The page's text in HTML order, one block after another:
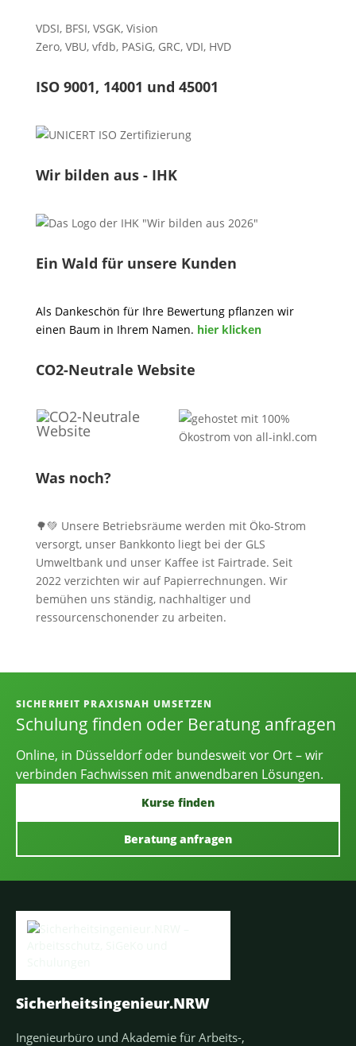
VDSI, BFSI, VSGK, Vision
Zero, VBU, vfdb, PASiG, GRC, VDI, HVD
ISO 9001, 14001 und 45001
Wir bilden aus - IHK
Ein Wald für unsere Kunden
Als Dankeschön für Ihre Bewertung pflanzen wir
einen Baum in Ihrem Namen. hier klicken
CO2-Neutrale Website
Was noch?
🌳💚 Unsere Betriebsräume werden mit Öko-Strom
versorgt, unser Bankkonto liegt bei der GLS
Umweltbank und unser Kaffee ist Fairtrade. Seit
2022 verzichten wir auf Papierrechnungen. Wir
bemühen uns ständig, nachhaltiger und
ressourcenschonender zu arbeiten.
Informationen, Kontakt und
SICHERHEIT PRAXISNAH UMSETZEN
Schulung finden oder Beratung anfragen
Online, in Düsseldorf oder bundesweit vor Ort – wir
verbinden Fachwissen mit anwendbaren Lösungen.
Kurse finden
Beratung anfragen
Sicherheitsingenieur.NRW
Ingenieurbüro und Akademie für Arbeits-,